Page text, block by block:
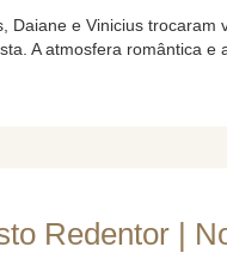
Daiane e Vinicius trocaram
A atmosfera romântica e
Redentor |